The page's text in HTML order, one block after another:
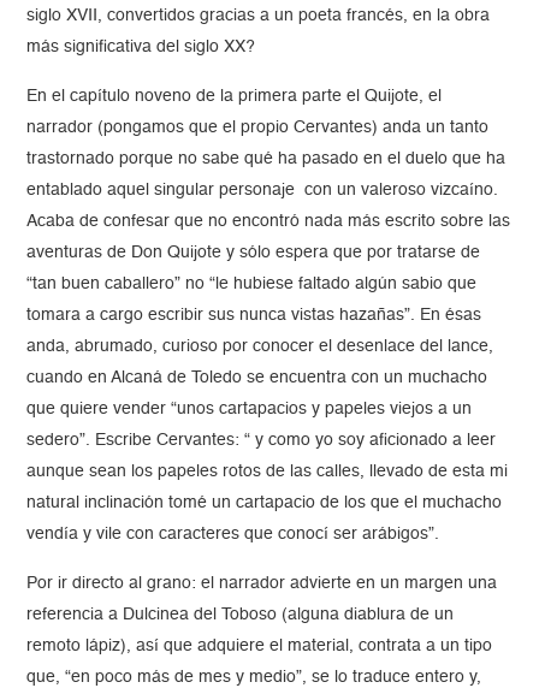
siglo XVII, convertidos gracias a un poeta francés, en la obra
más significativa del siglo XX?
En el capítulo noveno de la primera parte el Quijote, el
narrador (pongamos que el propio Cervantes) anda un tanto
trastornado porque no sabe qué ha pasado en el duelo que ha
entablado aquel singular personaje con un valeroso vizcaíno.
Acaba de confesar que no encontró nada más escrito sobre las
aventuras de Don Quijote y sólo espera que por tratarse de
“tan buen caballero” no “le hubiese faltado algún sabio que
tomara a cargo escribir sus nunca vistas hazañas”. En ésas
anda, abrumado, curioso por conocer el desenlace del lance,
cuando en Alcaná de Toledo se encuentra con un muchacho
que quiere vender “unos cartapacios y papeles viejos a un
sedero”. Escribe Cervantes: “ y como yo soy aficionado a leer
aunque sean los papeles rotos de las calles, llevado de esta mi
natural inclinación tomé un cartapacio de los que el muchacho
vendía y vile con caracteres que conocí ser arábigos”.
Por ir directo al grano: el narrador advierte en un margen una
referencia a Dulcinea del Toboso (alguna diablura de un
remoto lápiz), así que adquiere el material, contrata a un tipo
que, “en poco más de mes y medio”, se lo traduce entero y,